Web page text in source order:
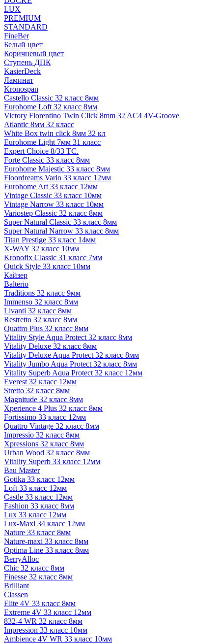
LUX
PREMIUM
STANDARD
FineBer
Белый цвет
Коричневый цвет
Ступень ДПК
KasierDeck
Ламинат
Kronospan
Castello Classic 32 класс 8мм
Eurohome Loft 32 класс 8мм
Victory Fiorentino Twin Click 8mm 32 AC4 4V-Groove
Atlantic 8мм 32 класс
White Box twin click 8мм 32 кл
Eurohome Light 7мм 31 класс
Expert Choice 8/33 TC.
Forte Classic 33 класс 8мм
Eurohome Majestic 33 класс 8мм
Floordreams Vario 33 класс 12мм
Eurohome Art 33 класс 12мм
Vintage Classic 33 класс 10мм
Vintage Narrow 33 класс 10мм
Variostep Classic 32 класс 8мм
Super Natural Classic 33 класс 8мм
Super Natural Narrow 33 класс 8мм
Titan Prestige 33 класс 14мм
X-WAY 32 класс 10мм
Kronofix Classic 31 класс 7мм
Quick Style 33 класс 10мм
Кайзер
Balterio
Traditions 32 класс 9мм
Immenso 32 класс 8мм
Livanti 32 класс 8мм
Restretto 32 класс 8мм
Quattro Plus 32 класс 8мм
Vitality Style Aqua Protect 32 класс 8мм
Vitality Deluxe 32 класс 8мм
Vitality Deluxe Aqua Protect 32 класс 8мм
Vitality Jumbo Aqua Protect 32 класс 8мм
Vitality Superb Aqua Protect 32 класс 12мм
Everest 32 класс 12мм
Stretto 32 класс 8мм
Magnitude 32 класс 8мм
Xperience 4 Plus 32 класс 8мм
Fortissimo 33 класс 12мм
Quattro Vintage 32 класс 8мм
Impressio 32 класс 8мм
Xpressions 32 класс 8мм
Urban Wood 32 класс 8мм
Vitality Superb 33 класс 12мм
Bau Master
Gotika 33 класс 12мм
Loft 33 класс 12мм
Castle 33 класс 12мм
Fashion 33 класс 8мм
Lux 33 класс 12мм
Lux-Maxi 34 класс 12мм
Nature 33 класс 8мм
Nature-maxi 33 класс 8мм
Optima Line 33 класс 8мм
BerryAlloc
Chic 32 класс 8мм
Finesse 32 класс 8мм
Brilliant
Classen
Elite 4V 33 класс 8мм
Extreme 4V 33 класс 12мм
832-4 WR 32 класс 8мм
Impression 33 класс 10мм
Ambience 4V WR 33 класс 10мм